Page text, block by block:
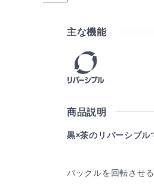
主な機能
商品説明
黒×茶のリバーシブル
バックルを回転させ